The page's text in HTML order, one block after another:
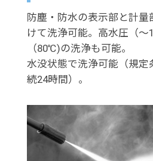
防塵・防水の表示部と計量
けて洗浄可能。高水圧（～
（80℃)の洗浄も可能。
水没状態で洗浄可能（規定
続24時間）。